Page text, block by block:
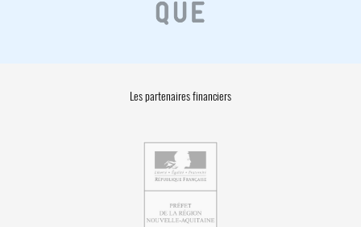
Les partenaires financiers